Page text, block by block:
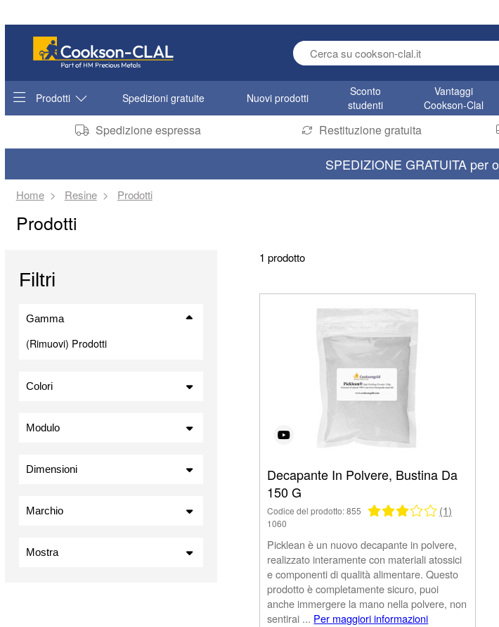
Enter search term
Prodotti Spedizioni gratuite Nuovi prodotti
Sconto
studenti
Vantaggi
Cookson-Clal
Spedizione espressa Restituzione gratuita
SPEDIZIONE GRATUITA per
Home Resine Prodotti
Prodotti
Filtri
Gamma
(Rimuovi) Prodotti
Colori
Modulo
Dimensioni
Marchio
Mostra
1 prodotto
Decapante In Polvere, Bustina Da
150 G
Codice del prodotto: 855
1060
(1)
Picklean è un nuovo decapante in polvere,
realizzato interamente con materiali atossici
e componenti di qualità alimentare. Questo
prodotto è completamente sicuro, puoi
anche immergere la mano nella polvere, non
sentirai ... Per maggiori informazioni